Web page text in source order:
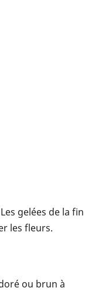
gelées de la fin
les fleurs.
ou brun à